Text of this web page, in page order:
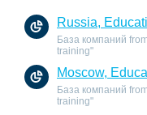
Russia,
База компаний
training"
Moscow,
База компаний
training"